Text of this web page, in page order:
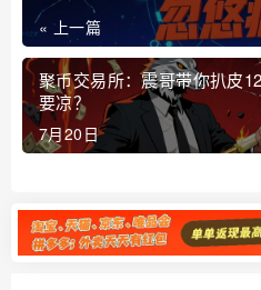
« 上一篇
聚币交易所：震哥带你扒皮
要凉？
7月20日